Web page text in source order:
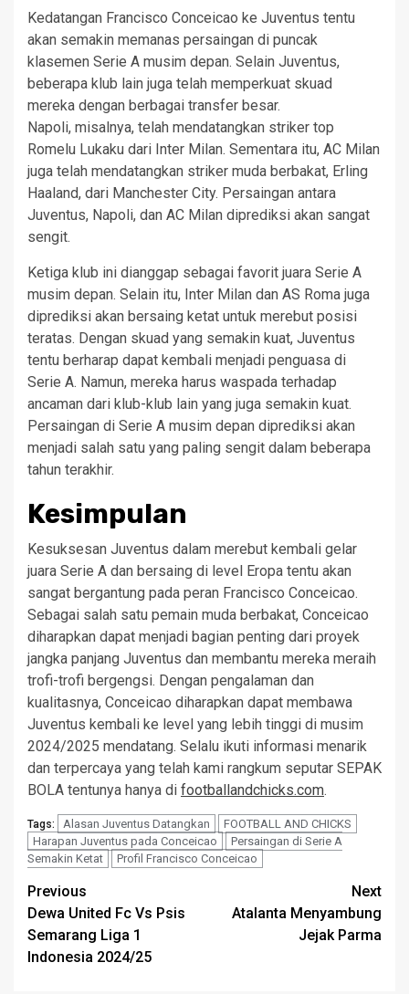
Kedatangan Francisco Conceicao ke Juventus tentu
akan semakin memanas persaingan di puncak
klasemen Serie A musim depan. Selain Juventus,
beberapa klub lain juga telah memperkuat skuad
mereka dengan berbagai transfer besar.
Napoli, misalnya, telah mendatangkan striker top
Romelu Lukaku dari Inter Milan. Sementara itu, AC Milan
juga telah mendatangkan striker muda berbakat, Erling
Haaland, dari Manchester City. Persaingan antara
Juventus, Napoli, dan AC Milan diprediksi akan sangat
sengit.
Ketiga klub ini dianggap sebagai favorit juara Serie A
musim depan. Selain itu, Inter Milan dan AS Roma juga
diprediksi akan bersaing ketat untuk merebut posisi
teratas. Dengan skuad yang semakin kuat, Juventus
tentu berharap dapat kembali menjadi penguasa di
Serie A. Namun, mereka harus waspada terhadap
ancaman dari klub-klub lain yang juga semakin kuat.
Persaingan di Serie A musim depan diprediksi akan
menjadi salah satu yang paling sengit dalam beberapa
tahun terakhir.
Kesimpulan
Kesuksesan Juventus dalam merebut kembali gelar
juara Serie A dan bersaing di level Eropa tentu akan
sangat bergantung pada peran Francisco Conceicao.
Sebagai salah satu pemain muda berbakat, Conceicao
diharapkan dapat menjadi bagian penting dari proyek
jangka panjang Juventus dan membantu mereka meraih
trofi-trofi bergengsi. Dengan pengalaman dan
kualitasnya, Conceicao diharapkan dapat membawa
Juventus kembali ke level yang lebih tinggi di musim
2024/2025 mendatang. Selalu ikuti informasi menarik
dan terpercaya yang telah kami rangkum seputar SEPAK
BOLA tentunya hanya di footballandchicks.com.
Tags: Alasan Juventus Datangkan
FOOTBALL AND CHICKS
Harapan Juventus pada Conceicao
Persaingan di Serie A
Semakin Ketat
Profil Francisco Conceicao
Post
navigation
Previous
Dewa United Fc Vs Psis
Semarang Liga 1
Indonesia 2024/25
Next
Atalanta Menyambung
Jejak Parma